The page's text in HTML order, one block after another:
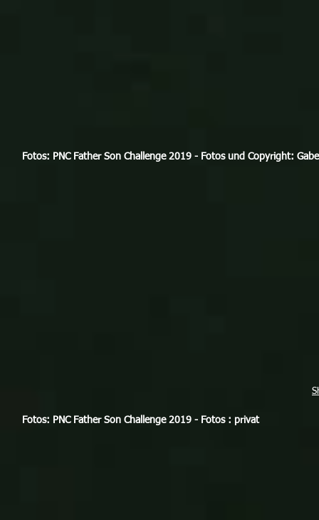
Fotos: PNC Father Son Challenge 2019 - Fotos und Copyright:
Fotos: PNC Father Son Challenge 2019 - Fotos : privat